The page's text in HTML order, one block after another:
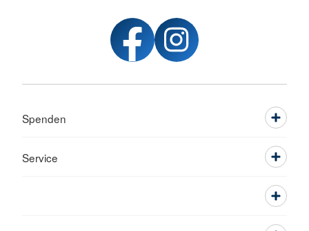
Spenden
Service